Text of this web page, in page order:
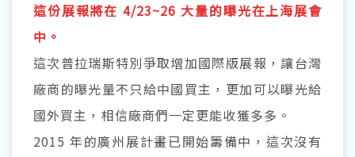
這份展報將在 4/23~26 大量的曝光在上海展會
中。
這次普拉瑞斯特別爭取增加國際版展報，讓台灣
廠商的曝光量不只給中國買主，更加可以曝光給
國外買主，相信廠商們一定更能收獲多多。
2015 年的廣州展計畫已開始籌備中，這次沒有